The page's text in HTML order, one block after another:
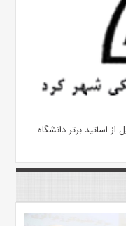
اساتید برتر دانشگاه